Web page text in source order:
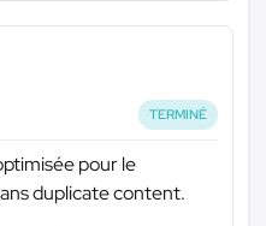
TERMINÉ
pour le
duplicate content.